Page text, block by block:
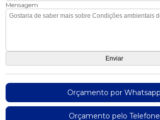
Mensagem
Orçamento por Whatsapp
Orçamento pelo Telefone